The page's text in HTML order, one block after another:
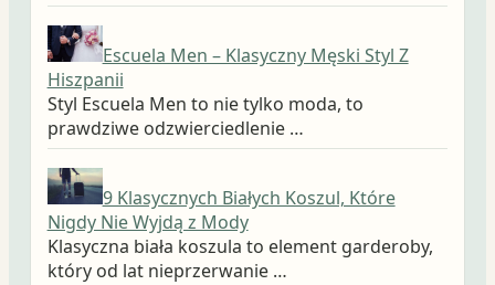
Escuela Men – Klasyczny Męski Styl Z
Hiszpanii
Styl Escuela Men to nie tylko moda, to
prawdziwe odzwierciedlenie …
9 Klasycznych Białych Koszul, Które
Nigdy Nie Wyjdą z Mody
Klasyczna biała koszula to element garderoby,
który od lat nieprzerwanie …